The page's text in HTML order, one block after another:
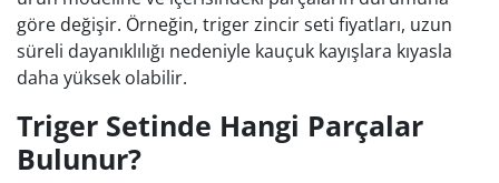
göre değişir. Örneğin, triger zincir seti fiyatları, uzun
süreli dayanıklılığı nedeniyle kauçuk kayışlara kıyasla
daha yüksek olabilir.
Triger Setinde Hangi Parçalar
Bulunur?